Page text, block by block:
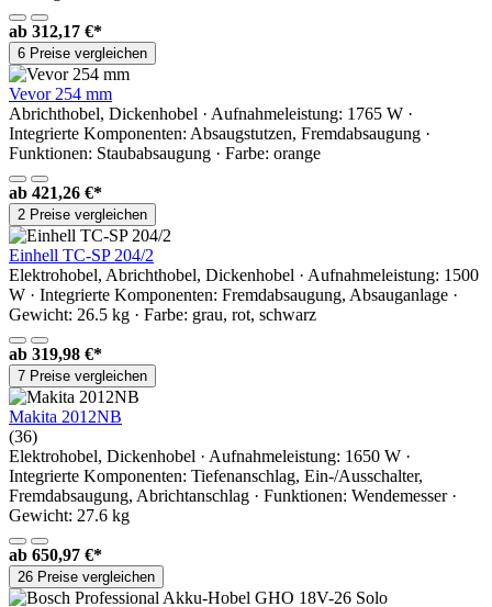
ab 312,17 €*
6 Preise vergleichen
Vevor 254 mm
Abrichthobel, Dickenhobel · Aufnahmeleistung: 1765 W ·
Integrierte Komponenten: Absaugstutzen, Fremdabsaugung ·
Funktionen: Staubabsaugung · Farbe: orange
ab 421,26 €*
2 Preise vergleichen
Einhell TC-SP 204/2
Elektrohobel, Abrichthobel, Dickenhobel · Aufnahmeleistung: 1500
W · Integrierte Komponenten: Fremdabsaugung, Absauganlage ·
Gewicht: 26.5 kg · Farbe: grau, rot, schwarz
ab 319,98 €*
7 Preise vergleichen
Makita 2012NB
(36)
Elektrohobel, Dickenhobel · Aufnahmeleistung: 1650 W ·
Integrierte Komponenten: Tiefenanschlag, Ein-/Ausschalter,
Fremdabsaugung, Abrichtanschlag · Funktionen: Wendemesser ·
Gewicht: 27.6 kg
ab 650,97 €*
26 Preise vergleichen